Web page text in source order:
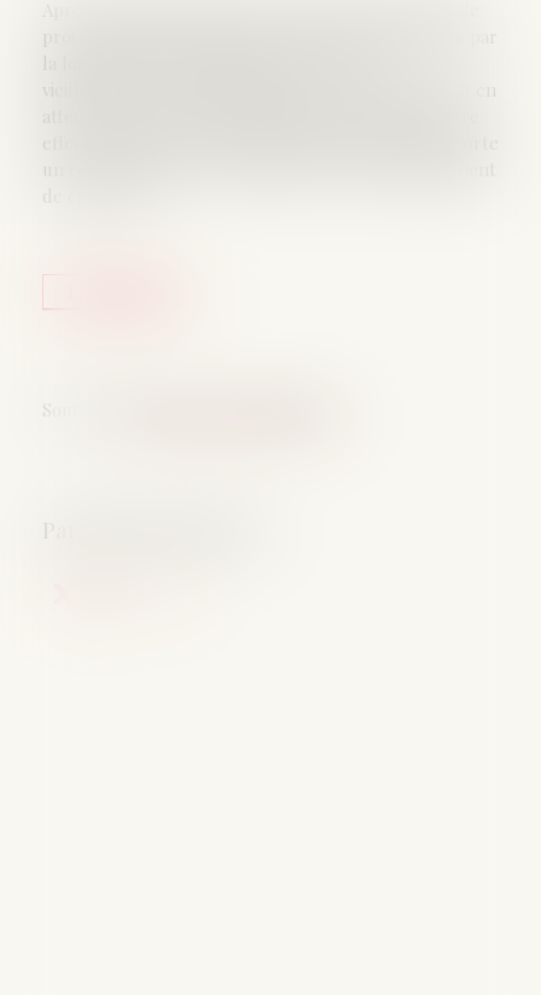
Source :
protection future vient enfin de prendre vie ! Prévu par
la loi relative à l’adaptation de la société au
vieillissement du 28 décembre 2015, ce registre était en
attente de son décret d’application pour pouvoir être
effectif. Un décret qui vient d’être publié et qui apporte
de cet outil...